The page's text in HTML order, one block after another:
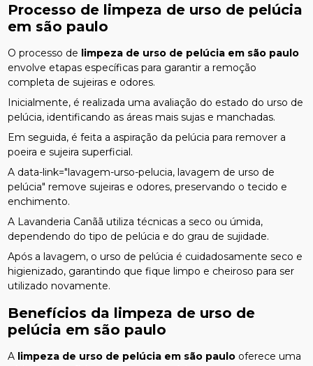
Processo de limpeza de urso de pelúcia
em são paulo
O processo de limpeza de urso de pelúcia em são paulo
envolve etapas específicas para garantir a remoção
completa de sujeiras e odores.
Inicialmente, é realizada uma avaliação do estado do urso de
pelúcia, identificando as áreas mais sujas e manchadas.
Em seguida, é feita a aspiração da pelúcia para remover a
poeira e sujeira superficial.
A data-link="lavagem-urso-pelucia, lavagem de urso de
pelúcia" remove sujeiras e odores, preservando o tecido e
enchimento.
A Lavanderia Canãã utiliza técnicas a seco ou úmida,
dependendo do tipo de pelúcia e do grau de sujidade.
Após a lavagem, o urso de pelúcia é cuidadosamente seco e
higienizado, garantindo que fique limpo e cheiroso para ser
utilizado novamente.
Benefícios da limpeza de urso de
pelúcia em são paulo
A limpeza de urso de pelúcia em são paulo oferece uma